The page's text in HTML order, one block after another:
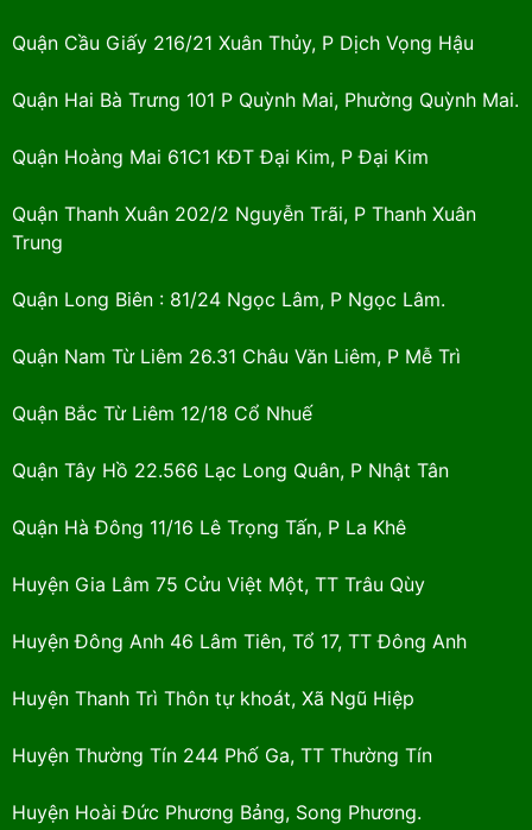
Quận Cầu Giấy 216/21 Xuân Thủy, P Dịch Vọng Hậu
Quận Hai Bà Trưng 101 P Quỳnh Mai, Phường Quỳnh Mai.
Quận Hoàng Mai 61C1 KĐT Đại Kim, P Đại Kim
Quận Thanh Xuân 202/2 Nguyễn Trãi, P Thanh Xuân
Trung
Quận Long Biên : 81/24 Ngọc Lâm, P Ngọc Lâm.
Quận Nam Từ Liêm 26.31 Châu Văn Liêm, P Mễ Trì
Quận Bắc Từ Liêm 12/18 Cổ Nhuế
Quận Tây Hồ 22.566 Lạc Long Quân, P Nhật Tân
Quận Hà Đông 11/16 Lê Trọng Tấn, P La Khê
Huyện Gia Lâm 75 Cửu Việt Một, TT Trâu Qùy
Huyện Đông Anh 46 Lâm Tiên, Tổ 17, TT Đông Anh
Huyện Thanh Trì Thôn tự khoát, Xã Ngũ Hiệp
Huyện Thường Tín 244 Phố Ga, TT Thường Tín
Huyện Hoài Đức Phương Bảng, Song Phương.